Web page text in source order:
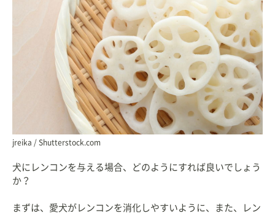
jreika / Shutterstock.com
犬にレンコンを与える場合、どのようにすれば良いでしょう
か？
まずは、愛犬がレンコンを消化しやすいように、また、レン